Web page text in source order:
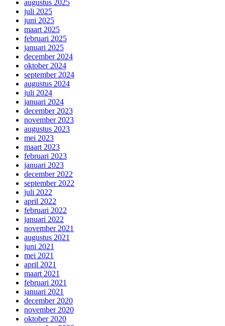
augustus 2025
juli 2025
juni 2025
maart 2025
februari 2025
januari 2025
december 2024
oktober 2024
september 2024
augustus 2024
juli 2024
januari 2024
december 2023
november 2023
augustus 2023
mei 2023
maart 2023
februari 2023
januari 2023
december 2022
september 2022
juli 2022
april 2022
februari 2022
januari 2022
november 2021
augustus 2021
juni 2021
mei 2021
april 2021
maart 2021
februari 2021
januari 2021
december 2020
november 2020
oktober 2020